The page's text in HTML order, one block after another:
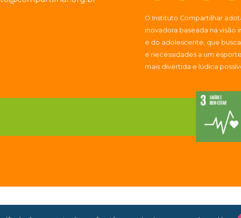
O Instituto Compartilhar
inovadora baseada na visão
e do adolescente, que
e necessidades a um
mais divertida e lúdica